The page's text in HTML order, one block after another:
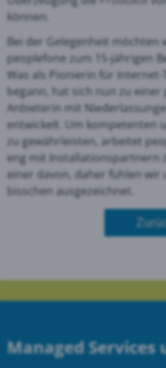
können.
Bei der Gelegenheit möchten
peoplefone zum 15-jährigen
Was als Pionierin für
begann, hat sich nun zu einer
Anbieterin mit
entwickelt. Um kompetenten
zu gewährleisten, arbeitet
eng mit Installationspartnern
einer davon, daher fühlen wir
bisschen ausgezeichnet.
Managed Services